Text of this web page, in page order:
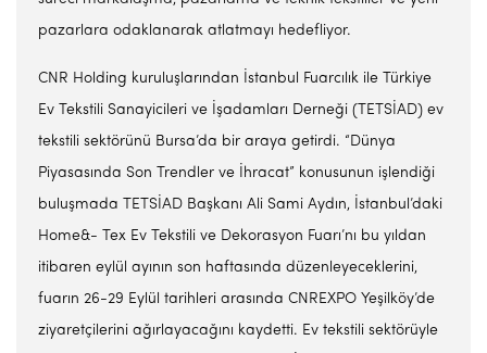
pazarlara odaklanarak atlatmayı hedefliyor.
CNR Holding kuruluşlarından İstanbul Fuarcılık ile Türkiye
Ev Tekstili Sanayicileri ve İşadamları Derneği (TETSİAD) ev
tekstili sektörünü Bursa’da bir araya getirdi. “Dünya
Piyasasında Son Trendler ve İhracat” konusunun işlendiği
buluşmada TETSİAD Başkanı Ali Sami Aydın, İstanbul’daki
Home&- Tex Ev Tekstili ve Dekorasyon Fuarı’nı bu yıldan
itibaren eylül ayının son haftasında düzenleyeceklerini,
fuarın 26-29 Eylül tarihleri arasında CNREXPO Yeşilköy’de
ziyaretçilerini ağırlayacağını kaydetti. Ev tekstili sektörüyle